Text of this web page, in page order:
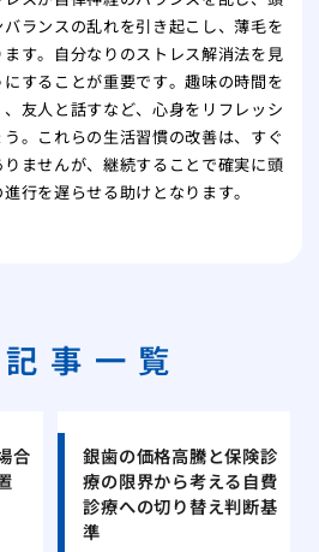
ランスの乱れを引き起こし、薄毛を
す。自分なりのストレス解消法を見
することが重要です。趣味の時間を
友人と話すなど、心身をリフレッシ
。これらの生活習慣の改善は、すぐ
ませんが、継続することで確実に頭
行を遅らせる助けとなります。
事一覧
合
銀歯の価格高騰と保険診
療の限界から考える自費
診療への切り替え判断基
準